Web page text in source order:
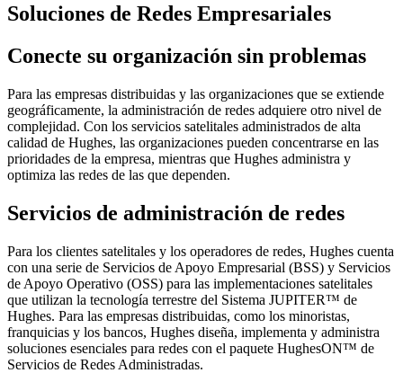
Soluciones de Redes Empresariales
Conecte su organización sin problemas
Para las empresas distribuidas y las organizaciones que se extiende
geográficamente, la administración de redes adquiere otro nivel de
complejidad. Con los servicios satelitales administrados de alta
calidad de Hughes, las organizaciones pueden concentrarse en las
prioridades de la empresa, mientras que Hughes administra y
optimiza las redes de las que dependen.
Servicios de administración de redes
Para los clientes satelitales y los operadores de redes, Hughes cuenta
con una serie de Servicios de Apoyo Empresarial (BSS) y Servicios
de Apoyo Operativo (OSS) para las implementaciones satelitales
que utilizan la tecnología terrestre del Sistema JUPITER™ de
Hughes. Para las empresas distribuidas, como los minoristas,
franquicias y los bancos, Hughes diseña, implementa y administra
soluciones esenciales para redes con el paquete HughesON™ de
Servicios de Redes Administradas.